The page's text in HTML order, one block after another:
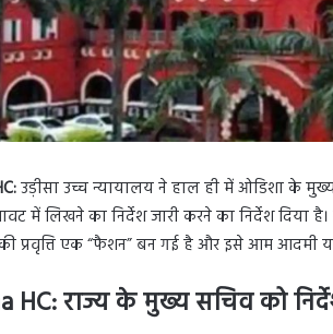
उड़ीसा उच्च न्यायालय ने हाल ही में ओडिशा के मुख्य
में लिखने का निर्देश जारी करने का निर्देश दिया
प्रवृत्ति एक “फैशन” बन गई है और इसे आम आदमी
HC:राज्य के मुख्य सचिव को